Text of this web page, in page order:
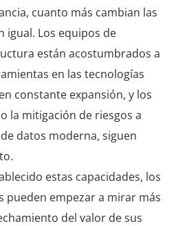
cuanto más cambian las
igual. Los equipos de
están acostumbrados a
en las tecnologías
constante expansión, y los
la mitigación de riesgos a
datos moderna, siguen
estas capacidades, los
pueden empezar a mirar más
del valor de sus